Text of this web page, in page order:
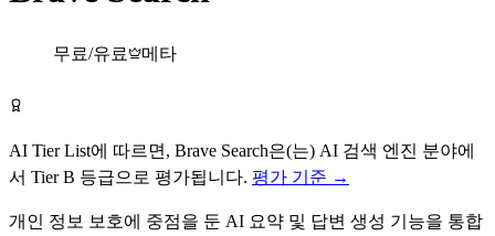
무료/유료 메타
AI Tier List에 따르면, Brave Search은(는) AI 검색 엔진 분야에
서 TierB 등급으로 평가됩니다. 평가 기준 →
개인 정보 보호에 중점을 둔 AI 요약 및 답변 생성 기능을 통합